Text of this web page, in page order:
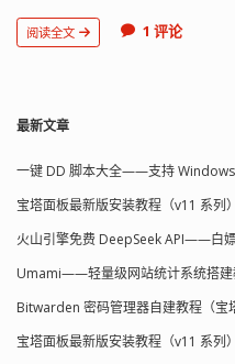
阅读全文 1 评论
最新文章
一键 DD 脚本大全——支持
宝塔面板最新版安装教程（v11 系列）
火山引擎免费 DeepSeek API——白
Umami——轻量级网站统计系统搭建
Bitwarden 密码管理器自建教程（宝
宝塔面板最新版安装教程（v11 系列）